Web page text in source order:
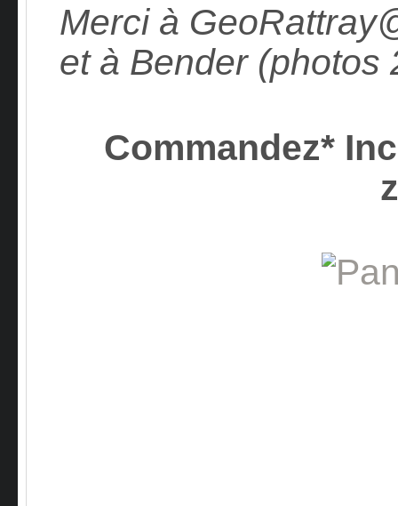
Merci à
et à Bender (photos
Commandez*